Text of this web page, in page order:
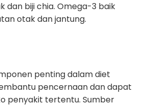
dan biji chia. Omega-3 baik
otak dan jantung.
penting dalam diet
pencernaan dan dapat
penyakit tertentu. Sumber